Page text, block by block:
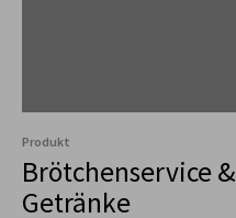
Produkt
Brötchenservice &
Getränke